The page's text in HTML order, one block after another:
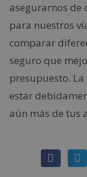
asegurarnos de
para nuestros
comparar
seguro que
presupuesto.
estar
aún más de tus